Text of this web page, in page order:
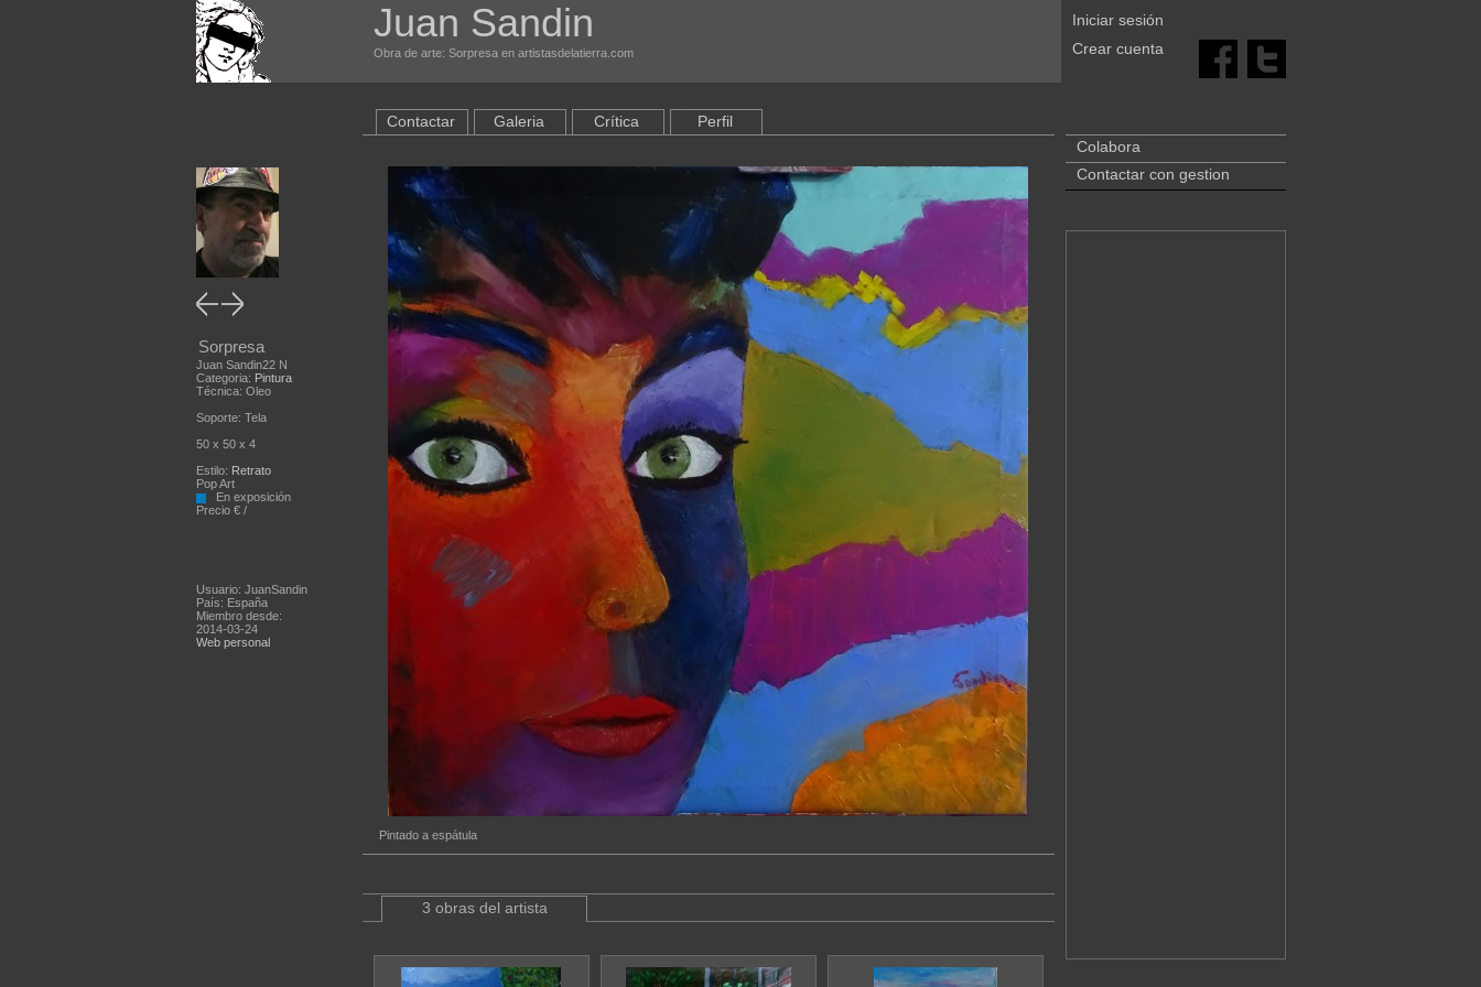
Juan Sandin
Obra de arte: Sorpresa en artistasdelatierra.com
Iniciar sesión
Crear cuenta
Sorpresa
Juan Sandin22 N
Categoria: Pintura
Técnica: Oleo
Soporte: Tela
50 x 50 x 4
Estilo: Retrato
Pop Art
En exposición
Precio € /
Usuario: JuanSandin
País: España
Miembro desde:
2014-03-24
Web personal
Contactar Galeria Crítica Perfil
Pintado a espátula
3 obras del artista
Colabora
Contactar con gestion